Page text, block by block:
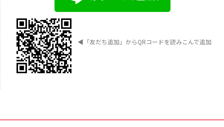
◀︎ 「友だち追加」からQRコードを読みこんで追加